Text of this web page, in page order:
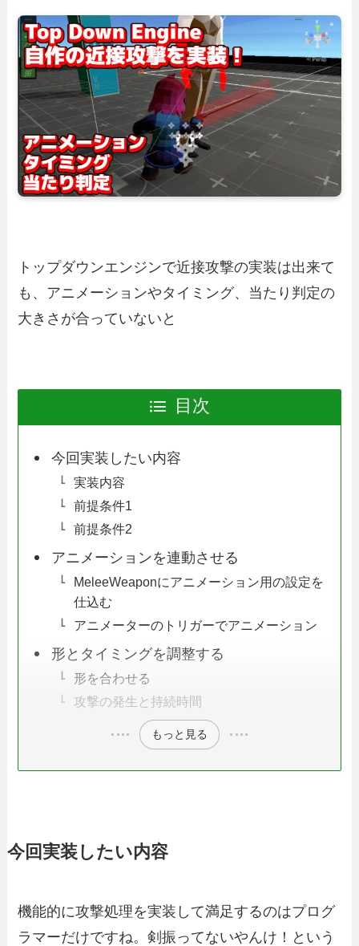
トップダウンエンジンで近接攻撃の実装は出来て
も、アニメーションやタイミング、当たり判定の
大きさが合っていないと
目次
今回実装したい内容
実装内容
前提条件1
前提条件2
アニメーションを連動させる
MeleeWeaponにアニメーション用の設定を
仕込む
アニメーターのトリガーでアニメーション
形とタイミングを調整する
形を合わせる
攻撃の発生と持続時間
もっと見る
今回実装したい内容
機能的に攻撃処理を実装して満足するのはプログ
ラマーだけですね。剣振ってないやんけ！という